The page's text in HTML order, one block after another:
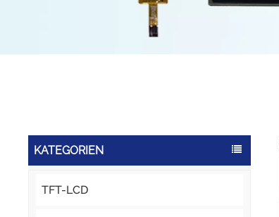
KATEGORIEN
TFT-LCD